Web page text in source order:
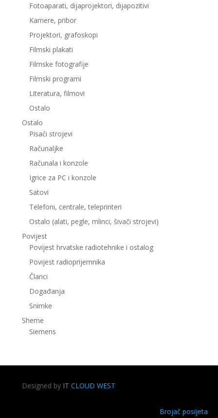
Fotoaparati, dijaprojektori, dijapozitivi
Kamere, pribor
Projektori, grafoskopi
Filmski plakati
Filmske fotografije
Filmski programi
Literatura, filmovi
Ostalo
Ostalo
Pisaći strojevi
Računaljke
Računala i konzole
Igrice za PC i konzole
Satovi
Telefoni, centrale, teleprinteri
Ostalo (alati, pegle, mlinci, šivači strojevi)
Povijest
Povijest hrvatske radiotehnike i ostalog
Povijest radioprijemnika
Članci
Događanja
Snimke
Sheme
Siemens
Designed by IT CLOUD WEST
Brojač posijeta